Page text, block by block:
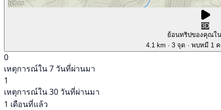
3D
ย้อนทริปของคุณใ
4.1 km · 3 จุด · พบหมี 1
0
เหตุการณ์ใน 7 วันที่ผ่านมา
1
เหตุการณ์ใน 30 วันที่ผ่านมา
1 เดือนที่แล้ว